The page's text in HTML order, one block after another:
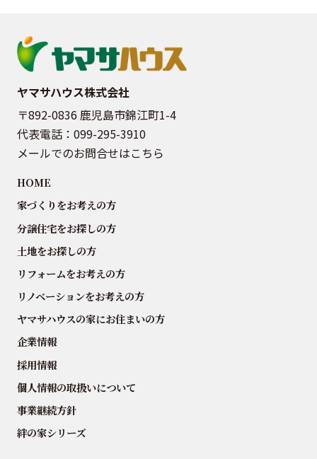
ヤマサハウス株式会社
〒892-0836 鹿児島市錦江町1-4
代表電話： 099-295-3910
メールでのお問合せはこちら
HOME
家づくりをお考えの方
分譲住宅をお探しの方
土地をお探しの方
リフォームをお考えの方
リノベーションをお考えの方
ヤマサハウスの家にお住まいの方
企業情報
採用情報
個人情報の取扱いについて
事業継続方針
絆の家シリーズ